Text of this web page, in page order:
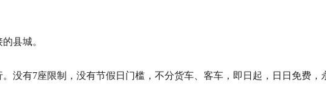
县城。
没有7座限制，没有节假日门槛，不分货车、客车，即日起，日日免费，